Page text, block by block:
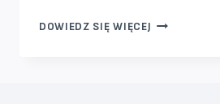
DOWIEDZ SIĘ WIĘCEJ PLASTIKOWA